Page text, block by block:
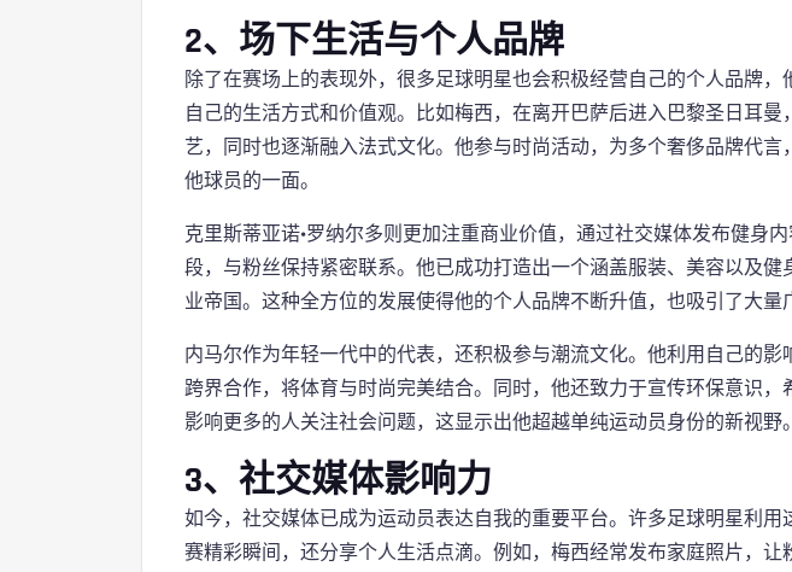
2、场下生活与个人品牌
除了在赛场上的表现外，很多足球明星也会积极经营自己的个人品牌，
自己的生活方式和价值观。比如梅西，在离开巴萨后进入巴黎圣日耳曼
艺，同时也逐渐融入法式文化。他参与时尚活动，为多个奢侈品牌代言
他球员的一面。
克里斯蒂亚诺·罗纳尔多则更加注重商业价值，通过社交媒体发布健身
段，与粉丝保持紧密联系。他已成功打造出一个涵盖服装、美容以及健
业帝国。这种全方位的发展使得他的个人品牌不断升值，也吸引了大量
内马尔作为年轻一代中的代表，还积极参与潮流文化。他利用自己的影
跨界合作，将体育与时尚完美结合。同时，他还致力于宣传环保意识，
影响更多的人关注社会问题，这显示出他超越单纯运动员身份的新视野。
3、社交媒体影响力
如今，社交媒体已成为运动员表达自我的重要平台。许多足球明星利用
赛精彩瞬间，还分享个人生活点滴。例如，梅西经常发布家庭照片，让